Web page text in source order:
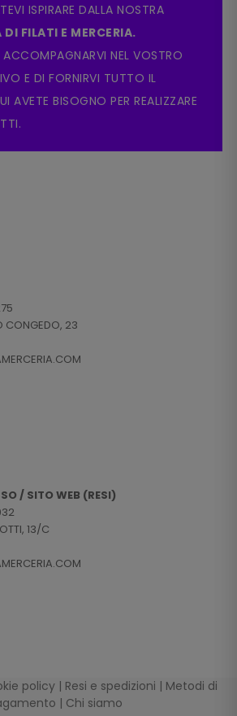
ISPIRARE DALLA NOSTRA
FILATI E MERCERIA.
ACCOMPAGNARVI NEL VOSTRO
E DI FORNIRVI TUTTO IL
AVETE BISOGNO PER REALIZZARE
CONGEDO, 23
/ SITO WEB (RESI)
13/C
policy | Resi e spedizioni | Metodi di
| Chi siamo